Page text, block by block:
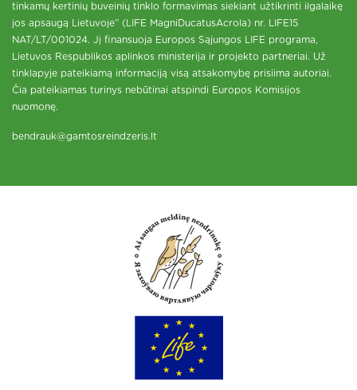
tinkamų kertinių buveinių tinklo formavimas siekiant užtikrinti ilgalaikę
jos apsaugą Lietuvoje” (LIFE MagniDucatusAcrola) nr. LIFE15
NAT/LT/001024. Jį finansuoja Europos Sąjungos LIFE programa,
Lietuvos Respublikos aplinkos ministerija ir projekto partneriai. Už
tinklapyje pateikiamą informaciją visą atsakomybę prisiima autoriai.
Čia pateikiamas turinys nebūtinai atspindi Europos Komisijos
nuomonę.
bendrauk@gamtosreindzeris.lt